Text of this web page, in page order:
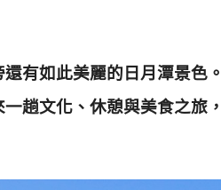
有如此美麗的日月潭景色。
趟文化、休憩與美食之旅